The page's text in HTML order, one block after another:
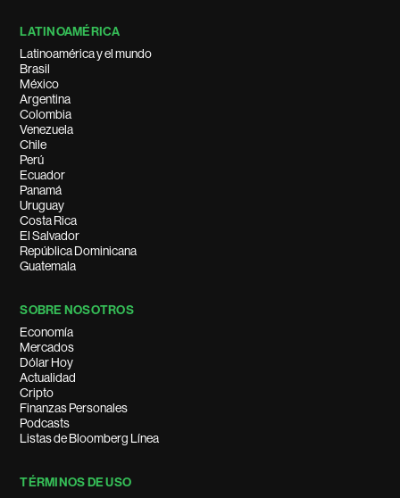
LATINOAMÉRICA
Latinoamérica y el mundo
Brasil
México
Argentina
Colombia
Venezuela
Chile
Perú
Ecuador
Panamá
Uruguay
Costa Rica
El Salvador
República Dominicana
Guatemala
SOBRE NOSOTROS
Economía
Mercados
Dólar Hoy
Actualidad
Cripto
Finanzas Personales
Podcasts
Listas de Bloomberg Línea
TÉRMINOS DE USO